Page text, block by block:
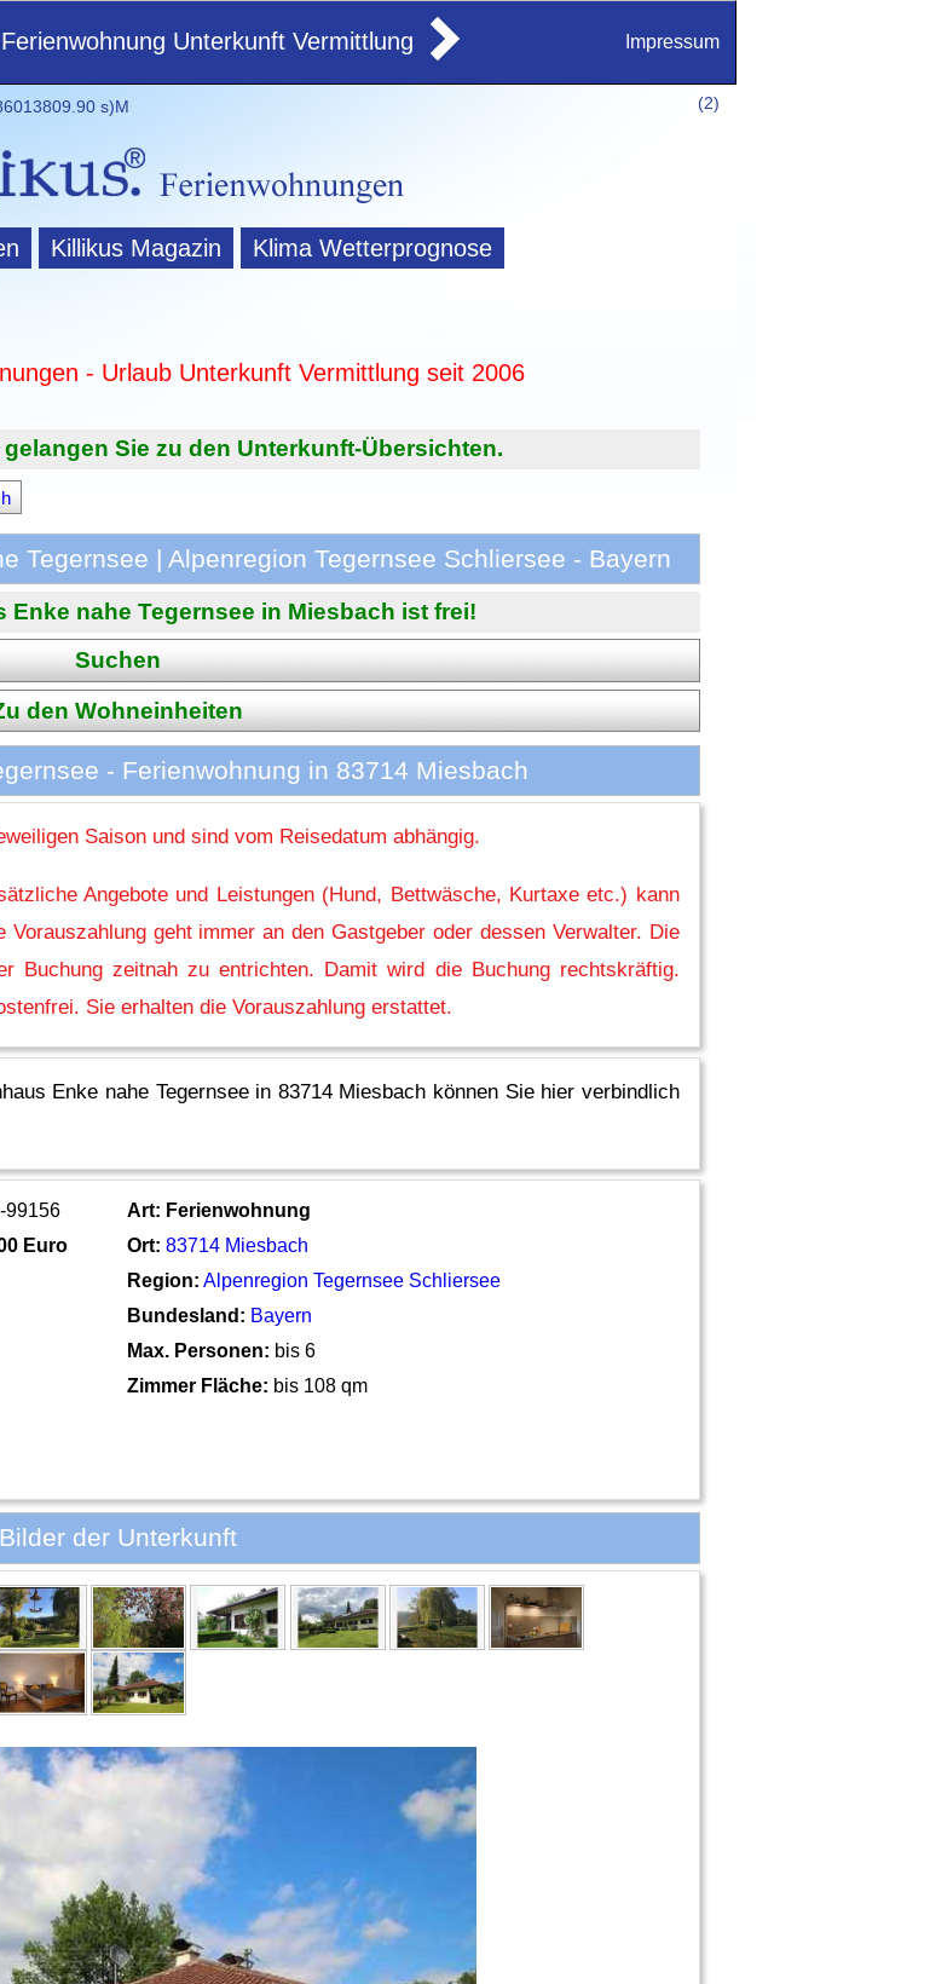
Unterkunft Vermittlung Impressum
(2)
s)M
Killikus Magazin Klima Wetterprognose
- Urlaub Unterkunft Vermittlung seit 2006
Sie zu den Unterkunft-Übersichten.
Tegernsee | Alpenregion Tegernsee Schliersee - Bayern
Enke nahe Tegernsee in Miesbach ist frei!
Suchen
den Wohneinheiten
- Ferienwohnung in 83714 Miesbach
Saison und sind vom Reisedatum abhängig.
Angebote und Leistungen (Hund, Bettwäsche, Kurtaxe etc.) kann
geht immer an den Gastgeber oder dessen Verwalter. Die
Buchung zeitnah zu entrichten. Damit wird die Buchung rechtskräftig.
Sie erhalten die Vorauszahlung erstattet.
Enke nahe Tegernsee in 83714 Miesbach können Sie hier verbindlich
99156
Euro
Art: Ferienwohnung
Ort: 83714 Miesbach
Region: Alpenregion Tegernsee Schliersee
Bundesland: Bayern
Max. Personen: bis 6
Zimmer Fläche: bis 108 qm
Bilder der Unterkunft